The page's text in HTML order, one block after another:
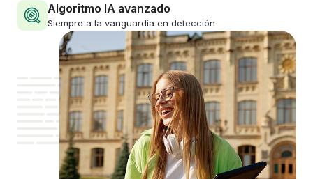
Algoritmo IA avanzado
Siempre a la vanguardia en detección